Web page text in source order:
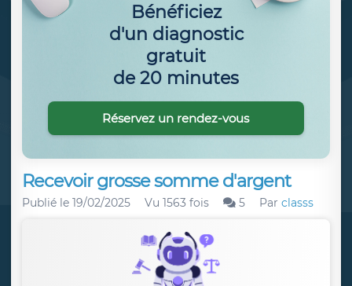
Recevoir grosse somme d'argent
Publié le 19/02/2025 Vu 1563 fois 5 Par classs
Bénéficiez
d'un diagnostic
gratuit
de 20 minutes
Réservez un rendez-vous